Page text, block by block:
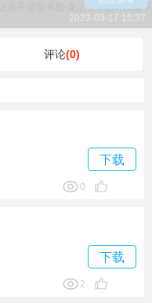
2023-03-17 15:37
评论(0)
下载
0
下载
2